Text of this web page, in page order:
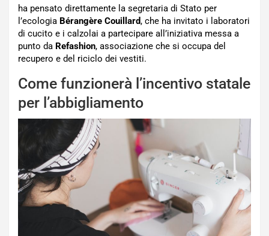
ha pensato direttamente la segretaria di Stato per
l’ecologia Bérangère Couillard, che ha invitato i laboratori
di cucito e i calzolai a partecipare all’iniziativa messa a
punto da Refashion, associazione che si occupa del
recupero e del riciclo dei vestiti.
Come funzionerà l’incentivo statale
per l’abbigliamento